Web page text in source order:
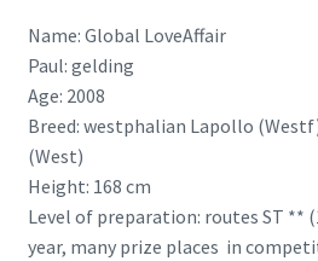
Name: Global LoveAffair
Paul: gelding
Age: 2008
Breed: westphalian Lapollo
(West)
Height: 168 cm
Level of preparation: routes ST **
year, many prize places in